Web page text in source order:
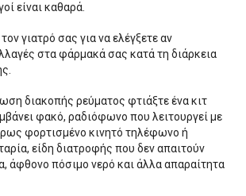
είναι καθαρά.
γιατρό σας για να ελέγξετε αν
στα φάρμακά σας κατά τη διάρκεια
διακοπής ρεύματος φτιάξτε ένα κιτ
φακό, ραδιόφωνο που λειτουργεί με
φορτισμένο κινητό τηλέφωνο ή
είδη διατροφής που δεν απαιτούν
άφθονο πόσιμο νερό και άλλα απαραίτητα